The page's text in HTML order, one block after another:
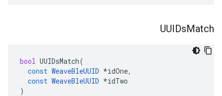
UUIDsMatch
bool UUIDsMatch(
const WeaveBleUUID *idOne,
const WeaveBleUUID *idTwo
)